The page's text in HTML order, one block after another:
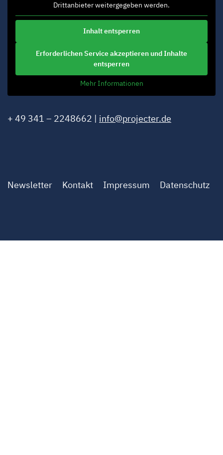
Drittanbieter weitergegeben werden.
Inhalt entsperren
Erforderlichen Service akzeptieren und Inhalte
entsperren
Mehr Informationen
+ 49 341 – 2248662 | info@projecter.de
Newsletter Kontakt Impressum Datenschutz